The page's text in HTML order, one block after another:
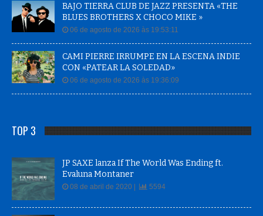
BAJO TIERRA CLUB DE JAZZ PRESENTA «THE
BLUES BROTHERS X CHOCO MIKE »
06 de agosto de 2026 às 19:53:11
CAMI PIERRE IRRUMPE EN LA ESCENA INDIE
CON «PATEAR LA SOLEDAD»
06 de agosto de 2026 às 19:36:09
TOP 3
JP SAXE lanza If The World Was Ending ft.
Evaluna Montaner
08 de abril de 2020 | 5594